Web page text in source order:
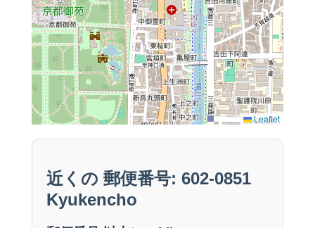
Leaflet
近くの 郵便番号: 602-0851
Kyukencho